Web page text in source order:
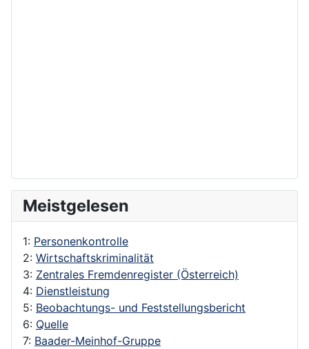
Meistgelesen
1: Personenkontrolle
2: Wirtschaftskriminalität
3: Zentrales Fremdenregister (Österreich)
4: Dienstleistung
5: Beobachtungs- und Feststellungsbericht
6: Quelle
7: Baader-Meinhof-Gruppe